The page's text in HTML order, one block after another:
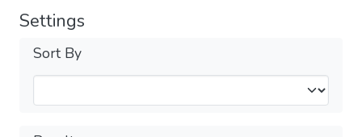
Settings
Sort By